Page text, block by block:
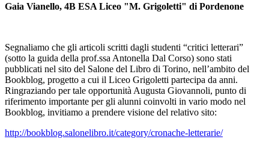
Gaia Vianello, 4B ESA Liceo "M. Grigoletti" di Pordenone
Segnaliamo che gli articoli scritti dagli studenti “critici letterari”
(sotto la guida della prof.ssa Antonella Dal Corso) sono stati
pubblicati nel sito del Salone del Libro di Torino, nell’ambito del
Bookblog, progetto a cui il Liceo Grigoletti partecipa da anni.
Ringraziando per tale opportunità Augusta Giovannoli, punto di
riferimento importante per gli alunni coinvolti in vario modo nel
Bookblog, invitiamo a prendere visione del relativo sito:
http://bookblog.salonelibro.it/category/cronache-letterarie/